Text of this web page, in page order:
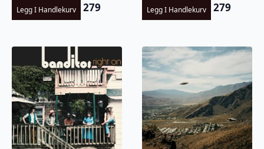
Legg I Handlekurv 279 Legg I Handlekurv 279